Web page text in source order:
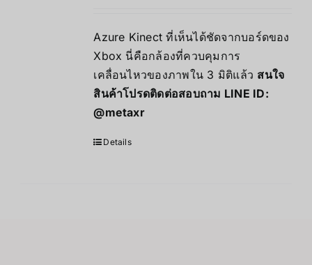
Azure Kinect ที่เห็นได้ชัดจากบอร์ดของ
Xbox นี่คือกล้องที่ควบคุมการ
เคลื่อนไหวของภาพใน 3 มิติแล้ว สนใจ
สินค้าโปรดติดต่อสอบถาม LINE ID:
@metaxr
Details